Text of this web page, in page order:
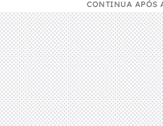
CONTINUA APÓS